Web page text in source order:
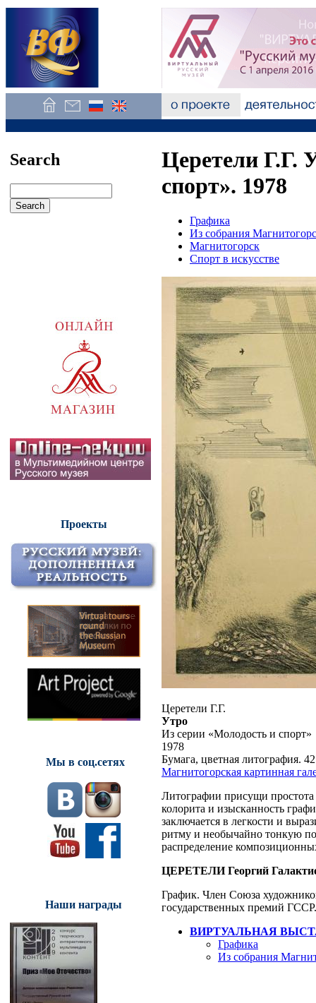
Search
Проекты
Мы в соц.сетях
Наши награды
Церетели Г.Г.
спорт». 1978
Графика
Из собрания
Магнитогорск
Спорт в искусстве
Церетели Г.Г.
Утро
Из серии «Молодость и спорт»
1978
Бумага, цветная литография.
Магнитогорская картинная
Литографии присущи простота
колорита и изысканность
заключается в легкости и
ритму и необычайно тонкую
распределение
ЦЕРЕТЕЛИ Георгий
График. Член Союза
государственных премий
ВИРТУАЛЬНАЯ
Графика
Из собрания